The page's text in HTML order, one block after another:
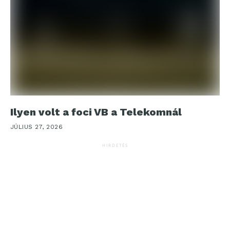
Ilyen volt a foci VB a Telekomnál
JÚLIUS 27, 2026
HIRDETÉS